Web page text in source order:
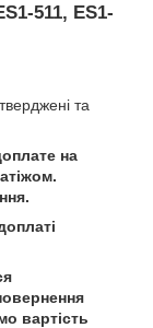
511, ES1-
та
на
вартість